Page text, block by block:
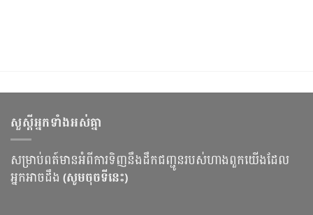
សួស្ដីអ្នកទាំងអស់គ្នា
សម្រាប់ពត៍មានអំពីការទិញនឹងដឹកជញ្ជូនរបស់ហាងពួកយើងដែល
អ្នកអាចដឹង (សូមចុចទីនេះ)